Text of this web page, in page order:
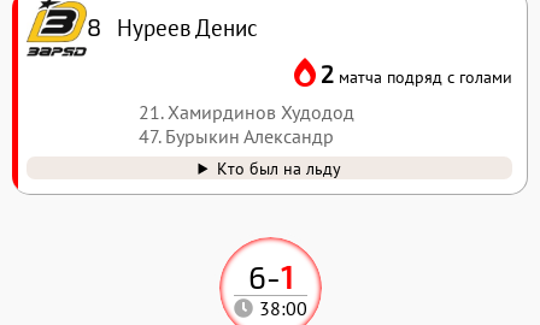
6-1
38:00
8 Нуреев Денис
2 матча подряд с голами
21. Хамирдинов Худодод
47. Бурыкин Александр
Кто был на льду